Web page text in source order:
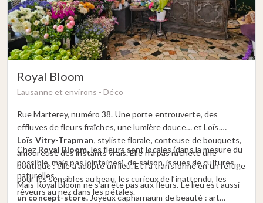
Royal Bloom
Lausanne et environs -Déco
Rue Marterey, numéro 38. Une porte entrouverte, des
effluves de fleurs fraîches, une lumière douce… et Loïs.
Loïs Vitry-Trapman, styliste florale, conteuse de bouquets,
amoureuse des instants vrais. Elle n’a pas racheté une
boutique : elle a adopté un lieu. Et l’a transformé en un refuge
pour les sensibles au beau, les curieux de l’inattendu, les
rêveurs au nez dans les pétales.
Chez Royal Bloom, les fleurs sont locales (dans la mesure du
possible, mais pas lointaines), de saison, issues de cultures
naturelles.
Mais Royal Bloom ne s’arrête pas aux fleurs. Le lieu est aussi
un concept-store.Joyeux capharnaüm de beauté : art